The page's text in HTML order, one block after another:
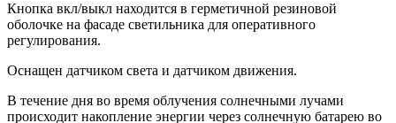
Кнопка вкл/выкл находится в герметичной резиновой
оболочке на фасаде светильника для оперативного
регулирования.
Оснащен датчиком света и датчиком движения.
В течение дня во время облучения солнечными лучами
происходит накопление энергии через солнечную батарею во